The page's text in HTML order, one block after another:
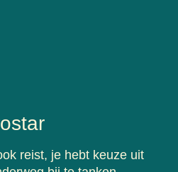
reist, je hebt keuze uit